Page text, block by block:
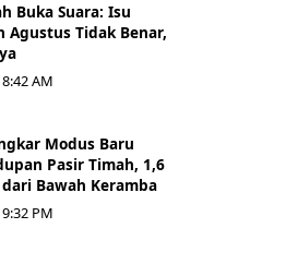
Buka Suara: Isu
Agustus Tidak Benar,
AM
Modus Baru
Pasir Timah, 1,6
Bawah Keramba
PM